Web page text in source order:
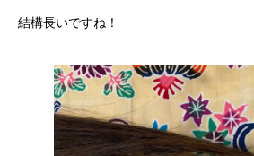
結構長いですね！